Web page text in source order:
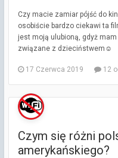
Czy macie zamiar pójść do
osobiście bardzo ciekawi ta
jest moją ulubioną, gdyż
związane z dzieciństwem☺️
17 Czerwca 2019 12
Czym się różni
amerykańskiego?